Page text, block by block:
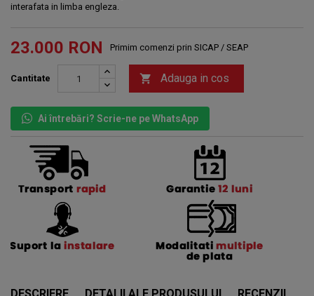
interafata in limba engleza.
23.000 RON Primim comenzi prin SICAP / SEAP
Cantitate  Adauga in cos
Ai întrebări? Scrie-ne pe WhatsApp